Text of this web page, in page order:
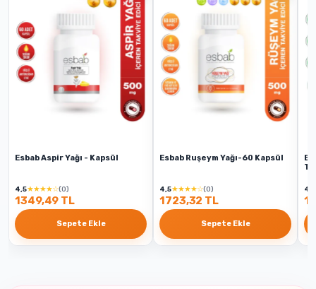
Esbab Aspir Yağı - Kapsül
4,5★★★★☆(0)
1349,49 TL
Sepete Ekle
Esbab Ruşeym Yağı-60 Kapsül
4,5★★★★☆(0)
1723,32 TL
Sepete Ekle
4,5